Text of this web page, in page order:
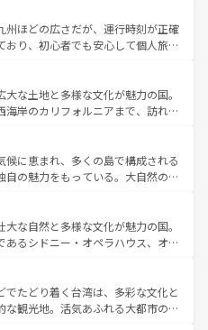
れぞれで全く異なる文化を体験で
なお、新着のフランス情報はコンテンツ一覧
してほしい。 なお、新着の
ツ一覧を参照してほしい。
ある。また、優雅なアフタヌーン
はたまらない英国パブ、サッカー観
そできる体験も豊富。イギリスを旅
い。
州ほどの広さだが、運行時刻が正確
おり、初心者でも安心して個人旅行
や、スイスならではのユニークな
観光だけでなく町歩きも満喫する
所得が高いため物価も高いが、旅行
楽しむこともできる。 なお、新
テンツ一覧 を参照してほしい。
な土地と多様な文化が魅力の国。
海岸のカリフォルニアまで、訪れる
光、ショッピング、エンターテイ
激的なスポットだ。一方、アメリカ
り、グランドキャニオンやイエロー
は、音楽と美食が融合した独特の
メリカの各地域で異なる魅力を楽
性と豊かな歴史を感じることができ
お、新着のアメリカ
を参照してほしい。
候に恵まれ、多くの島で構成される
自の魅力をもっている。大自然の神
た、定番の観光地といえばオアフ
めるならマウイ島やカウアイ島が
グリーンに輝く海をはじめ、豊かな
れる人々を迎えてくれるハワイの
ルフードやハワイアンミュージッ
スなど、すべてがハワイの魅力を彩
な自然と多様な文化が魅力の国。
あるシドニー・オペラハウス、オー
にそびえるウルル（エアーズロッ
しい原生林やケアンズの熱帯雨林な
ん。また、カフェやワイン、オージ
でたどり着く台湾は、多彩な文化と
な観光地。活気あふれる大都市の台